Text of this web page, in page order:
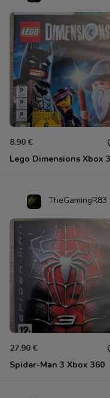
8.90 €
Lego Dimensions Xbox
TheGamingR83
27.90 €
Spider-Man 3 Xbox 360